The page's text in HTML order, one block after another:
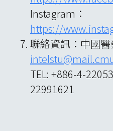
Instagram：
https://
聯絡資訊：中國
TEL: +886-4-
22991621